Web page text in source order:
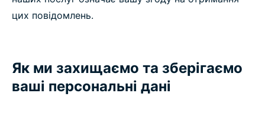
цих повідомлень.
Як ми захищаємо та зберігаємо
ваші персональні дані